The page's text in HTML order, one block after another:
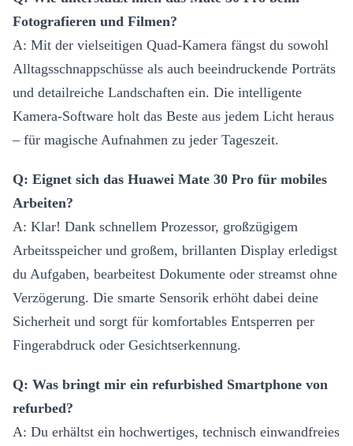
Fotografieren und Filmen?
A: Mit der vielseitigen Quad-Kamera fängst du sowohl
Alltagsschnappschüsse als auch beeindruckende Porträts
und detailreiche Landschaften ein. Die intelligente
Kamera-Software holt das Beste aus jedem Licht heraus
– für magische Aufnahmen zu jeder Tageszeit.
Q: Eignet sich das Huawei Mate 30 Pro für mobiles
Arbeiten?
A: Klar! Dank schnellem Prozessor, großzügigem
Arbeitsspeicher und großem, brillanten Display erledigst
du Aufgaben, bearbeitest Dokumente oder streamst ohne
Verzögerung. Die smarte Sensorik erhöht dabei deine
Sicherheit und sorgt für komfortables Entsperren per
Fingerabdruck oder Gesichtserkennung.
Q: Was bringt mir ein refurbished Smartphone von
refurbed?
A: Du erhältst ein hochwertiges, technisch einwandfreies